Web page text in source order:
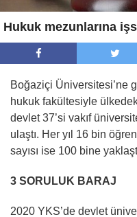
Hukuk mezunlarına
Boğaziçi Üniversitesi’ne
hukuk fakültesiyle
devlet 37’si vakıf
ulaştı. Her yıl 16 bin
sayısı ise 100 bine
3 SORULUK BARAJ
2020 YKS’de devlet